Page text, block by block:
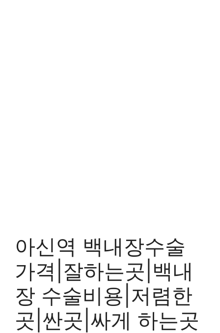
아신역 백내장수술
가격|잘하는곳|백내
장 수술비용|저렴한
곳|싼곳|싸게 하는곳